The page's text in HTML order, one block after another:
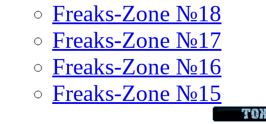
Freaks-Zone №18
Freaks-Zone №17
Freaks-Zone №16
Freaks-Zone №15